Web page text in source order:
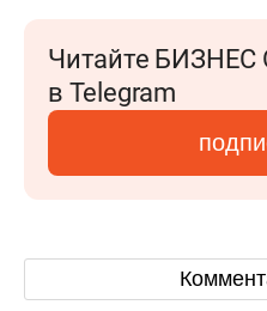
Читайте БИЗНЕС
в Telegram